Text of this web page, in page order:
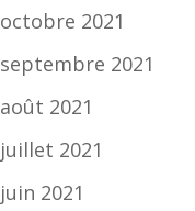
octobre 2021
septembre 2021
août 2021
juillet 2021
juin 2021